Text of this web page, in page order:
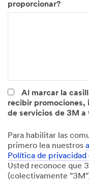
proporcionar?
Al marcar la
recibir promociones,
de servicios de 3M
Para habilitar las
primero lea nuestros
Política de privacidad
Usted reconoce que
(colectivamente